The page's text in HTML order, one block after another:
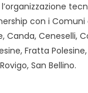
con i Comuni
Canda, Ceneselli,
Fratta
San Bellino.